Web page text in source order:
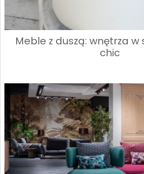
Meble z duszą: wnętrza
chic